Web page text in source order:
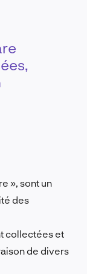
», sont un
des
collectées et
de divers